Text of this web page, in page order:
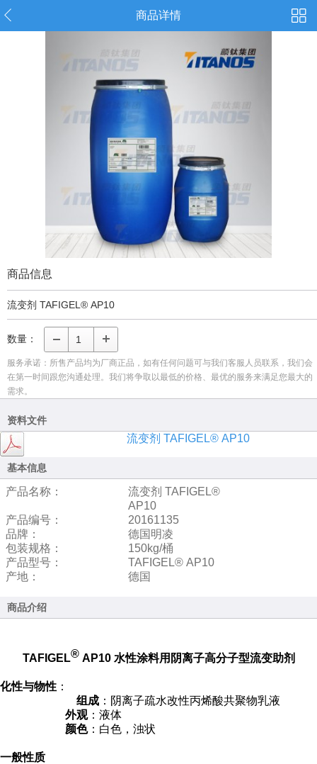
商品详情
商品信息
流变剂 TAFIGEL® AP10
数量：
服务承诺：所售产品均为厂商正品，如有任何问题可与我们客服人员联系，我们会
在第一时间跟您沟通处理。我们将争取以最低的价格、最优的服务来满足您最大的
需求。
资料文件
流变剂 TAFIGEL® AP10
基本信息
产品名称：
流变剂 TAFIGEL®
AP10
产品编号：
20161135
品牌：
德国明凌
包装规格：
150kg/桶
产品型号：
TAFIGEL® AP10
产地：
德国
商品介绍
TAFIGEL®AP10 水性涂料用阴离子高分子型流变助剂
化性与物性 ：
组成：阴离子疏水改性丙烯酸共聚物乳液
外观：液体
颜色：白色，浊状
一般性质